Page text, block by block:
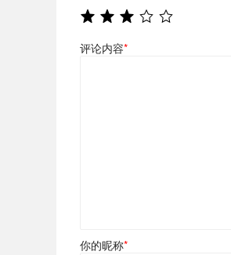
评论内容*
你的昵称*